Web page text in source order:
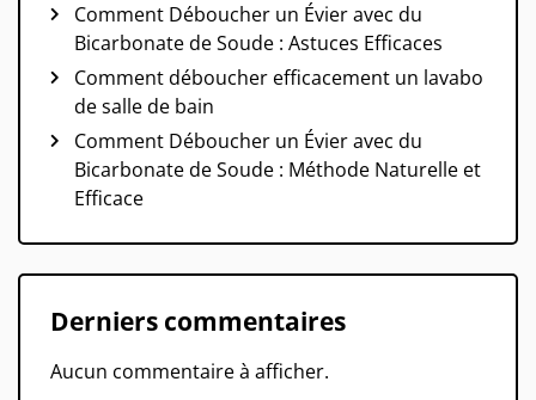
Comment Déboucher un Évier avec du
Bicarbonate de Soude : Astuces Efficaces
Comment déboucher efficacement un lavabo
de salle de bain
Comment Déboucher un Évier avec du
Bicarbonate de Soude : Méthode Naturelle et
Efficace
Derniers commentaires
Aucun commentaire à afficher.